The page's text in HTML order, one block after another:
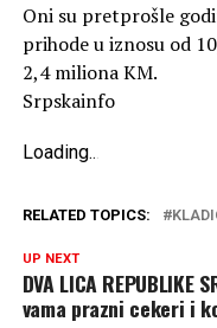
Oni su pretprošle
prihode u iznosu od
2,4 miliona KM.
Srpskainfo
Loading..
RELATED TOPICS:
UP NEXT
DVA LICA
vama prazni cekeri i